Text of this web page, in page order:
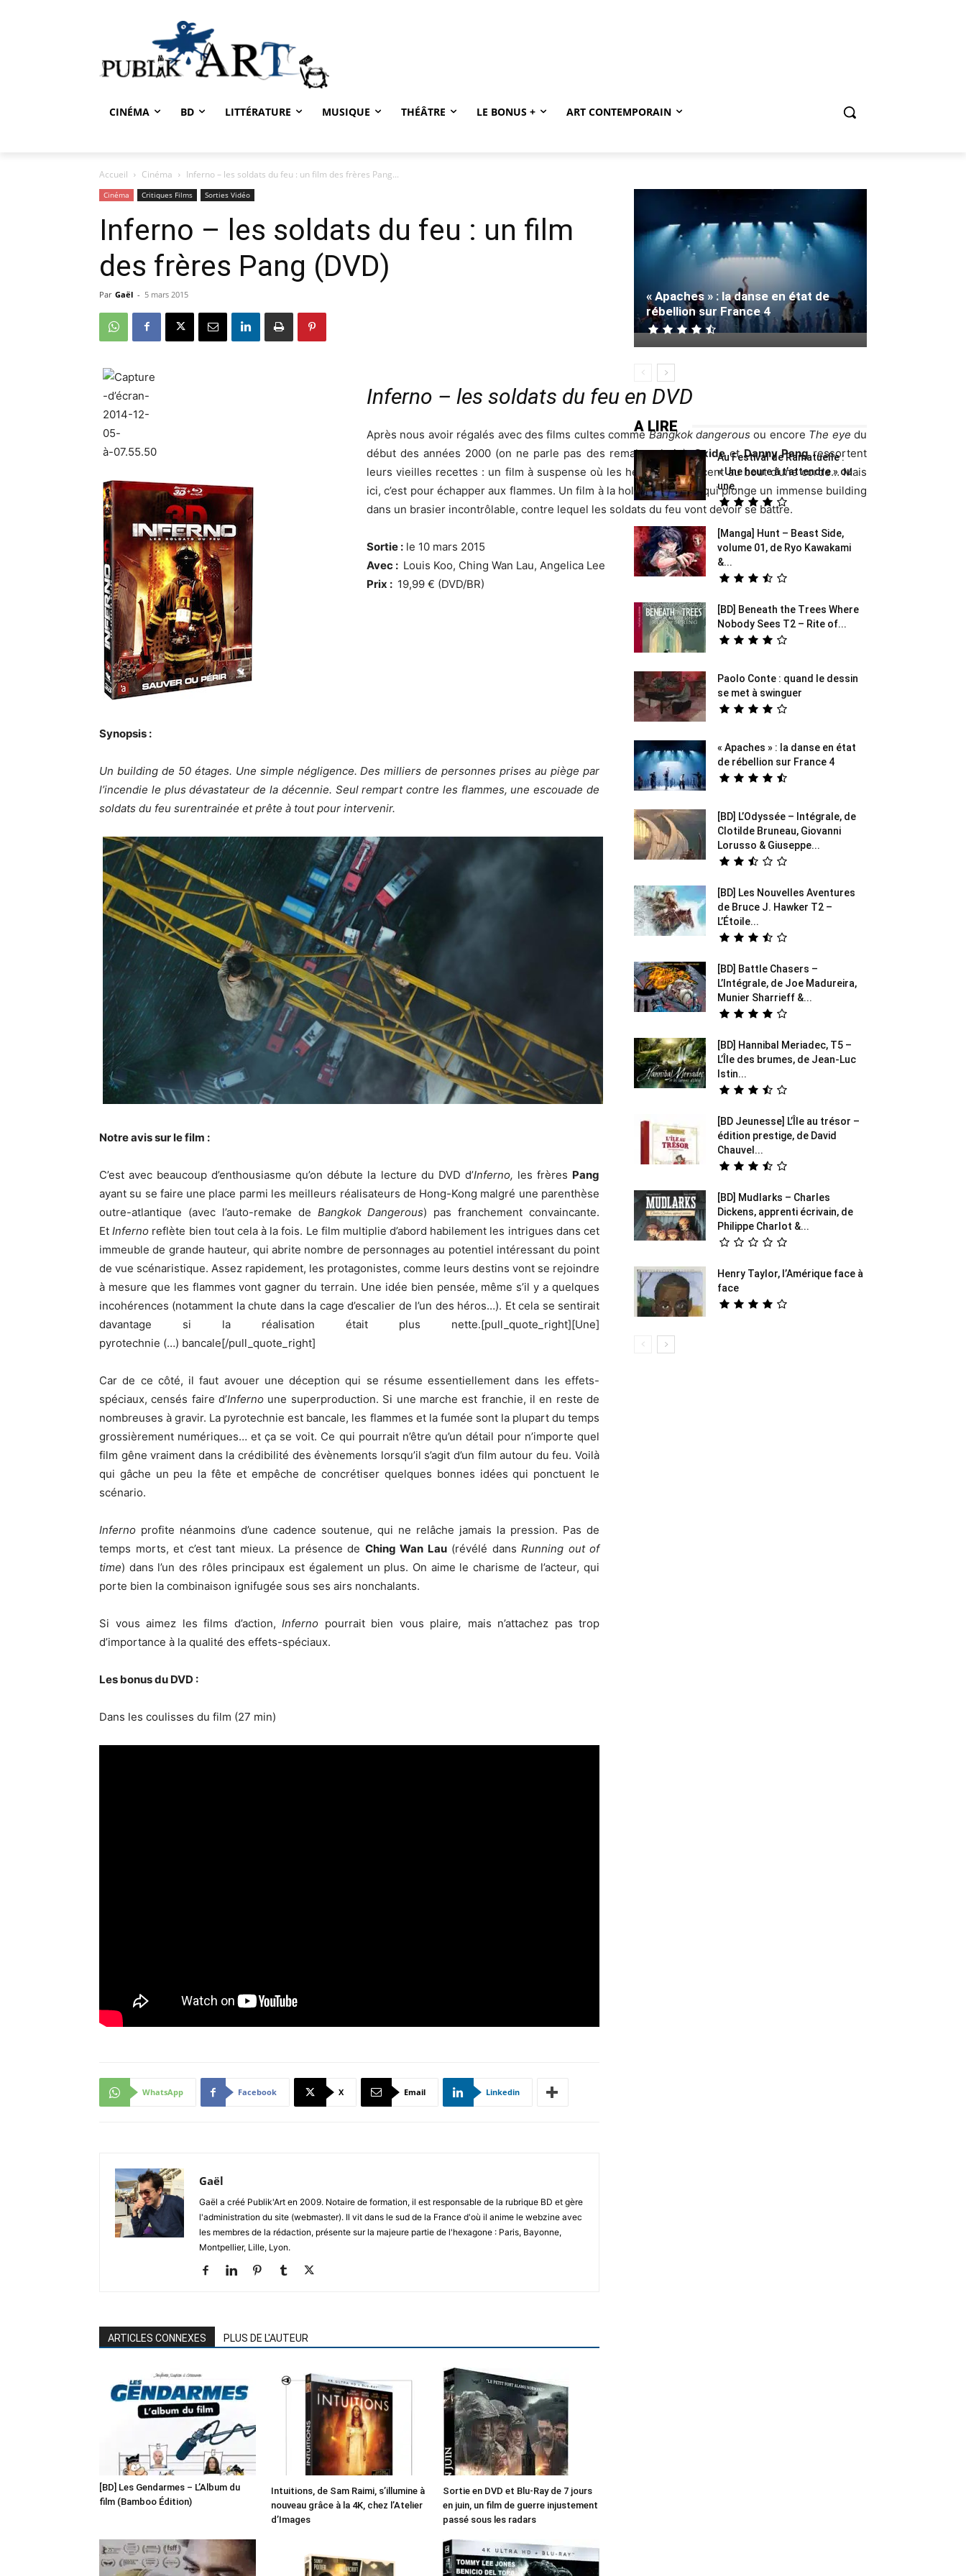
CINÉMA BD LITTÉRATURE MUSIQUE THÉÂTRE LE BONUS + ART CONTEMPORAIN
Accueil Cinéma Inferno – les soldats du feu : un film des frères Pang...
Cinéma Critiques Films Sorties Vidéo
Inferno – les soldats du feu : un film
des frères Pang (DVD)
Par Gaël - 5 mars 2015
Inferno – les soldats du feu en DVD
Après nous avoir régalés avec des films cultes commeBangkok dangerousou encore The eyedu
début des années 2000 (on ne parle pas des remakes, hein),OxideetDanny Pangressortent
leurs vieilles recettes : un film à suspense où les héros se balancent au bout d’une corde… Mais
ici, c’est pour échapper aux flammes. Un film à la hollywoodienne qui plonge un immense building
dans un brasier incontrôlable, contre lequel les soldats du feu vont devoir se battre.
Sortie : le 10 mars 2015
Avec : Louis Koo, Ching Wan Lau, Angelica Lee
Prix : 19,99 € (DVD/BR)
Synopsis :
Un building de 50 étages. Une simple négligence. Des milliers de personnes prises au piège par
l’incendie le plus dévastateur de la décennie. Seul rempart contre les flammes, une escouade de
soldats du feu surentrainée et prête à tout pour intervenir.
Notre avis sur le film :
C’est avec beaucoup d’enthousiasme qu’on débute la lecture du DVD d’Inferno, les frères Pang
ayant su se faire une place parmi les meilleurs réalisateurs de Hong-Kong malgré une parenthèse
outre-atlantique (avec l’auto-remake de Bangkok Dangerous) pas franchement convaincante.
EtInferno reflète bien tout cela à la fois. Le film multiplie d’abord habilement les intrigues dans cet
immeuble de grande hauteur, qui abrite nombre de personnages au potentiel intéressant du point
de vue scénaristique. Assez rapidement, les protagonistes, comme leurs destins vont se rejoindre
à mesure que les flammes vont gagner du terrain. Une idée bien pensée, même s’il y a quelques
incohérences (notamment la chute dans la cage d’escalier de l’un des héros…). Et cela se sentirait
davantage si la réalisation était plus nette.[pull_quote_right][Une]
pyrotechnie (…) bancale[/pull_quote_right]
Car de ce côté, il faut avouer une déception qui se résume essentiellement dans les effets-
spéciaux, censés faire d’Inferno une superproduction. Si une marche est franchie, il en reste de
nombreuses à gravir. La pyrotechnie est bancale, les flammes et la fumée sont la plupart du temps
grossièrement numériques… et ça se voit. Ce qui pourrait n’être qu’un détail pour n’importe quel
film gêne vraiment dans la crédibilité des évènements lorsqu’il s’agit d’un film autour du feu. Voilà
qui gâche un peu la fête et empêche de concrétiser quelques bonnes idées qui ponctuent le
scénario.
Inferno profite néanmoins d’une cadence soutenue, qui ne relâche jamais la pression. Pas de
temps morts, et c’est tant mieux. La présence de Ching Wan Lau(révélé dans Running out of
time) dans l’un des rôles principaux est également un plus. On aime le charisme de l’acteur, qui
porte bien la combinaison ignifugée sous ses airs nonchalants.
Si vous aimez les films d’action, Inferno pourrait bien vous plaire, mais n’attachez pas trop
d’importance à la qualité des effets-spéciaux.
Les bonus du DVD :
Dans les coulisses du film (27 min)
WhatsApp Facebook X Email Linkedin
Gaël
Gaël a créé Publik'Art en 2009. Notaire de formation, il est responsable de la rubrique BD et gère
l'administration du site (webmaster). Il vit dans le sud de la France d'où il anime le webzine avec
les membres de la rédaction, présente sur la majeure partie de l'hexagone : Paris, Bayonne,
Montpellier, Lille, Lyon.
ARTICLES CONNEXES PLUS DE L'AUTEUR
[BD] Les Gendarmes – L’Album du
film (Bamboo Édition)
Intuitions, de Sam Raimi, s’illumine à
nouveau grâce à la 4K, chez l’Atelier
d’Images
Sortie en DVD et Blu-Ray de 7 jours
en juin, un film de guerre injustement
passé sous les radars
« Apaches » : la danse en état de
rébellion sur France 4
A LIRE
Au Festival de Ramatuelle :
« Une heure à t’attendre » ou
une...
[Manga] Hunt – Beast Side,
volume 01, de Ryo Kawakami
&...
[BD] Beneath the Trees Where
Nobody Sees T2 – Rite of...
Paolo Conte : quand le dessin
se met à swinguer
« Apaches » : la danse en état
de rébellion sur France 4
[BD] L’Odyssée – Intégrale, de
Clotilde Bruneau, Giovanni
Lorusso & Giuseppe...
[BD] Les Nouvelles Aventures
de Bruce J. Hawker T2 –
L’Étoile...
[BD] Battle Chasers –
L’Intégrale, de Joe Madureira,
Munier Sharrieff &...
[BD] Hannibal Meriadec, T5 –
L’Île des brumes, de Jean-Luc
Istin...
[BD Jeunesse] L’Île au trésor –
édition prestige, de David
Chauvel...
[BD] Mudlarks – Charles
Dickens, apprenti écrivain, de
Philippe Charlot &...
Henry Taylor, l’Amérique face à
face